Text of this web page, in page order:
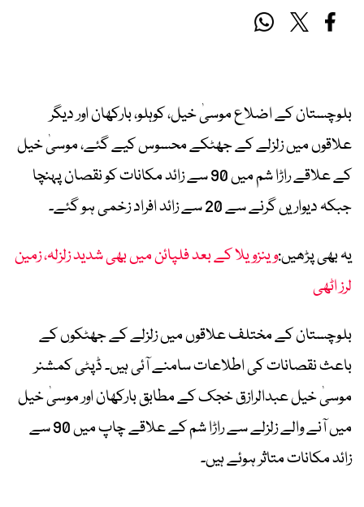
بلوچستان کے اضلاع موسیٰ خیل، کوہلو، بارکھان اور دیگر
علاقوں میں زلزلے کے جھٹکے محسوس کیے گئے، موسیٰ خیل
کے علاقے راڑا شم میں 90 سے زائد مکانات کو نقصان پہنچا
جبکہ دیواریں گرنے سے 20 سے زائد افراد زخمی ہو گئے۔
یہ بھی پڑھیں:وینزویلا کے بعد فلپائن میں بھی شدید زلزلہ، زمین
لرز اٹھی
بلوچستان کے مختلف علاقوں میں زلزلے کے جھٹکوں کے
باعث نقصانات کی اطلاعات سامنے آئی ہیں۔ ڈپٹی کمشنر
موسیٰ خیل عبدالرازق خجک کے مطابق بارکھان اور موسیٰ خیل
میں آنے والے زلزلے سے راڑا شم کے علاقے چاپ میں 90 سے
زائد مکانات متاثر ہوئے ہیں۔